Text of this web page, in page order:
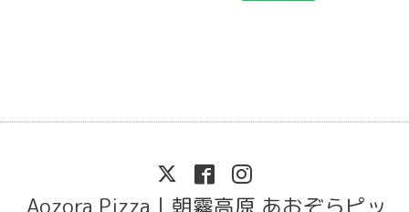
Aozora Pizza｜朝霧高原 あおぞらピッ